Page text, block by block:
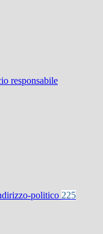
responsabile
politico 225